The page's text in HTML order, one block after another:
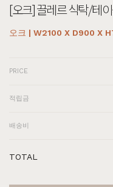
[오크] 끌레르 식탁/테
오크 | W2100 X D900 X
PRICE
적립금
배송비
TOTAL